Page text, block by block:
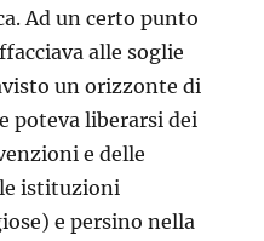
Ad un certo punto
alle soglie
un orizzonte di
poteva liberarsi dei
e delle
istituzioni
e persino nella